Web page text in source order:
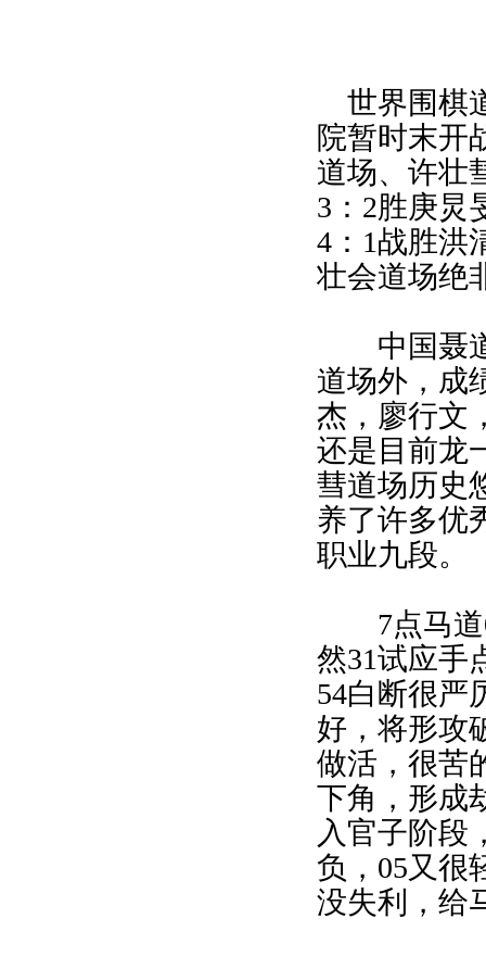
世界围棋
院暂时末开
道场、许壮
3：2胜庚炅
4：1战胜洪
壮会道场绝
中国聂道
道场外，成
杰，廖行文
还是目前龙
彗道场历史
养了许多优
职业九段。
7点马道
然31试应手
54白断很严
好，将形攻
做活，很苦
下角，形成
入官子阶段
负，05又很
没失利，给